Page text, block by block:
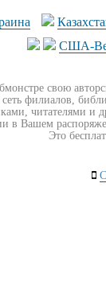
США-
свою
филиалов,
читателями и
в Вашем
Это